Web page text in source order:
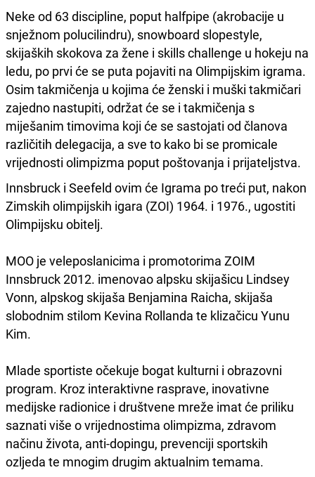
Neke od 63 discipline, poput halfpipe (akrobacije u
snježnom polucilindru), snowboard slopestyle,
skijaških skokova za žene i skills challenge u hokeju na
ledu, po prvi će se puta pojaviti na Olimpijskim igrama.
Osim takmičenja u kojima će ženski i muški takmičari
zajedno nastupiti, održat će se i takmičenja s
miješanim timovima koji će se sastojati od članova
različitih delegacija, a sve to kako bi se promicale
vrijednosti olimpizma poput poštovanja i prijateljstva.
Innsbruck i Seefeld ovim će Igrama po treći put, nakon
Zimskih olimpijskih igara (ZOI) 1964. i 1976., ugostiti
Olimpijsku obitelj.
MOO je veleposlanicima i promotorima ZOIM
Innsbruck 2012. imenovao alpsku skijašicu Lindsey
Vonn, alpskog skijaša Benjamina Raicha, skijaša
slobodnim stilom Kevina Rollanda te klizačicu Yunu
Kim.
Mlade sportiste očekuje bogat kulturni i obrazovni
program. Kroz interaktivne rasprave, inovativne
medijske radionice i društvene mreže imat će priliku
saznati više o vrijednostima olimpizma, zdravom
načinu života, anti-dopingu, prevenciji sportskih
ozljeda te mnogim drugim aktualnim temama.